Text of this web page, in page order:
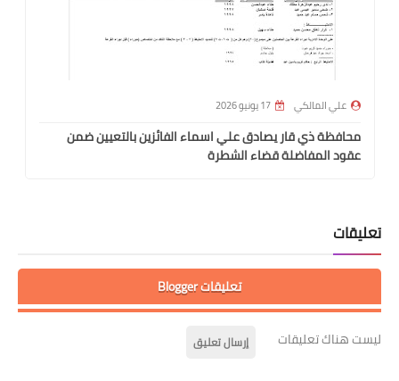
علي المالكي 17 يونيو 2026
محافظة ذي قار يصادق علي اسماء الفائزين بالتعيين ضمن
عقود المفاضلة قضاء الشطرة
تعليقات
تعليقات Blogger
ليست هناك تعليقات إرسال تعليق